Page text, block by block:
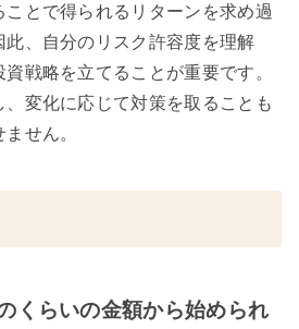
とで得られるリターンを求め過
此、自分のリスク許容度を理解
戦略を立てることが重要です。
変化に応じて対策を取ることも
せん。
くらいの金額から始められ